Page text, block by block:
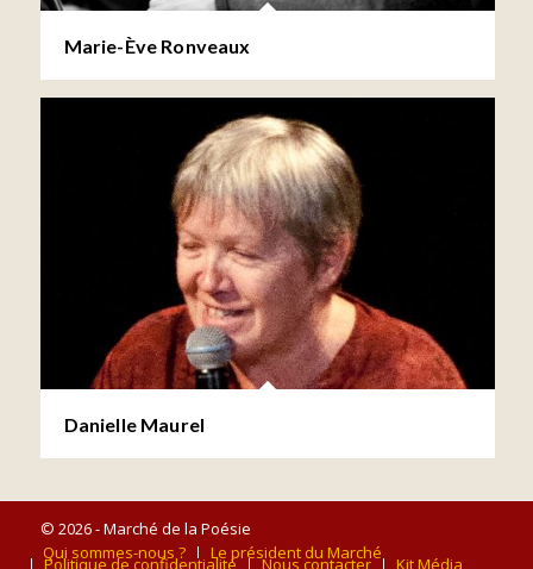
Marie-Ève Ronveaux
Danielle Maurel
© 2026 - Marché de la Poésie
Qui sommes-nous ?
Le président du Marché
Politique de confidentialité Nous contacter Kit Média